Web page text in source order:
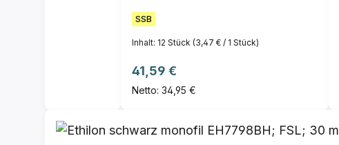
SSB
Inhalt: 12 Stück (3,47 € / 1 Stück)
Regulärer Preis:
41,59 €
Netto: 34,95 €